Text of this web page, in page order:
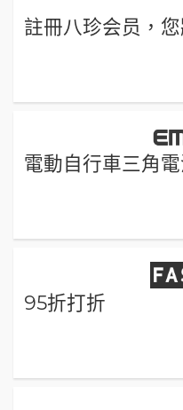
註冊八珍会员，
電動自行車三角
95折打折